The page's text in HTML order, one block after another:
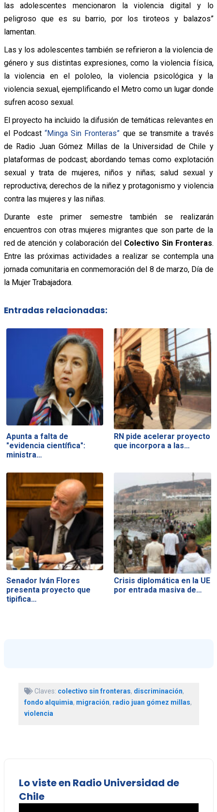
las adolescentes mencionaron la violencia digital y lo
peligroso que es su barrio, por los tiroteos y balazos”
lamentan.
Las y los adolescentes también se refirieron a la violencia de
género y sus distintas expresiones, como la violencia física,
la violencia en el pololeo, la violencia psicológica y la
violencia sexual, ejemplificando el Metro como un lugar donde
sufren acoso sexual.
El proyecto ha incluido la difusión de temáticas relevantes en
el Podcast“Minga Sin Fronteras” que se transmite a través
de Radio Juan Gómez Millas de la Universidad de Chile y
plataformas de podcast; abordando temas como explotación
sexual y trata de mujeres, niños y niñas; salud sexual y
reproductiva; derechos de la niñez y protagonismo y violencia
contra las mujeres y las niñas.
Durante este primer semestre también se realizarán
encuentros con otras mujeres migrantes que son parte de la
red de atención y colaboración del Colectivo Sin Fronteras.
Entre las próximas actividades a realizar se contempla una
jornada comunitaria en conmemoración del 8 de marzo, Día de
la Mujer Trabajadora.
Entradas relacionadas:
Apunta a falta de
"evidencia científica":
ministra…
RN pide acelerar proyecto
que incorpora a las…
Senador Iván Flores
presenta proyecto que
tipifica…
Crisis diplomática en la UE
por entrada masiva de…
Claves: colectivo sin fronteras, discriminación,
fondo alquimia, migración, radio juan gómez millas,
violencia
Lo viste en Radio Universidad de
Chile